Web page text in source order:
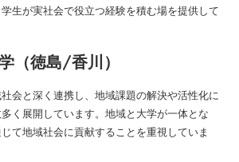
生が実社会で役立つ経験を積む場を提供して
（徳島/香川）
会と深く連携し、地域課題の解決や活性化に
く展開しています。地域と大学が一体とな
て地域社会に貢献することを重視していま